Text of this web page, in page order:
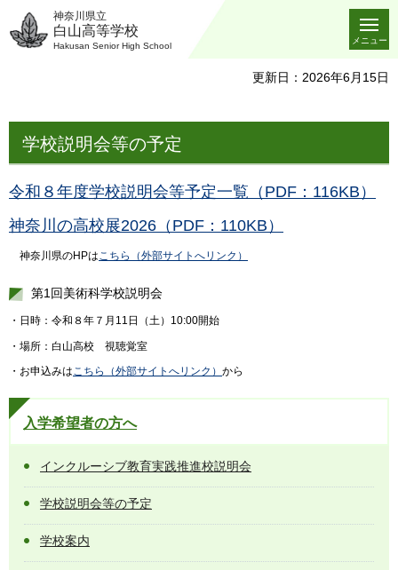
神奈川県立
白山高等学校
Hakusan Senior High School
メニュー
更新日：2026年6月15日
学校説明会等の予定
令和８年度学校説明会等予定一覧（PDF：116KB）
神奈川の高校展2026（PDF：110KB）
神奈川県のHPは こちら（外部サイトへリンク）
第1回美術科学校説明会
・日時：令和８年７月11日（土）10:00開始
・場所：白山高校 視聴覚室
・お申込みはこちら（外部サイトへリンク） から
入学希望者の方へ
インクルーシブ教育実践推進校説明会
学校説明会等の予定
学校案内